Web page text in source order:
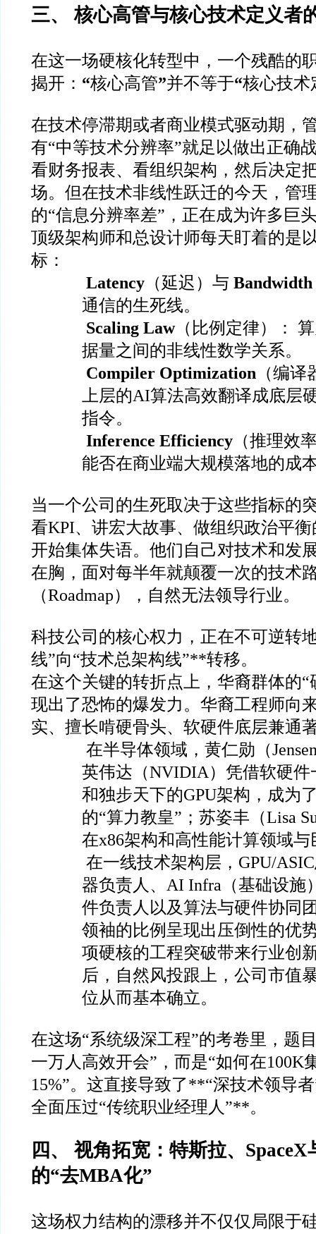
三、 核心高管与核心技术定义者
在这一场硬核化转型中，一个残酷的
揭开： “核心高管”并不等于“核心技术
在技术停滞期或者商业模式驱动期，
有“中等技术分辨率”就足以做出正确
看财务报表、看组织架构，然后决定
场。但在技术非线性跃迁的今天，管
的“信息分辨率差”，正在成为许多巨
顶级架构师和总设计师每天盯着的是
标：
Latency （延迟）与 Bandwidth
通信的生死线。
Scaling Law（比例定律）：
据量之间的非线性数学关系。
Compiler Optimization （编
上层的AI算法高效翻译成底层
指令。
Inference Efficiency （推理效
能否在商业端大规模落地的成
当一个公司的生死取决于这些指标的
看KPI、讲宏大故事、做组织政治平
开始集体失语。他们自己对技术和发
在胸，面对每半年就颠覆一次的技术
（Roadmap），自然无法领导行业。
科技公司的核心权力，正在不可逆转
线”向“技术总架构线”**转移。
在这个关键的转折点上，华裔群体的“
现出了恐怖的爆发力。华裔工程师向
实、擅长啃硬骨头、软硬件底层兼通
在半导体领域，黄仁勋（
英伟达（NVIDIA）凭借软硬件
和独步天下的GPU架构，成为
的“算力教皇”；苏姿丰（Lisa
在x86架构和高性能计算领域
在一线技术架构层，GPU/
器负责人、AI Infra（基础设施
件负责人以及算法与硬件协同
领袖的比例呈现出压倒性的优
项硬核的工程突破带来行业创
后，自然风投跟上，公司市值
位从而基本确立。
在这场“系统级深工程”的考卷里，题
一万人高效开会”，而是“如何在100K
15%”。这直接导致了**“深技术领导
全面压过“传统职业经理人”**。
四、 视角拓宽：特斯拉、SpaceX
的“去MBA化”
这场权力结构的漂移并不仅仅局限于